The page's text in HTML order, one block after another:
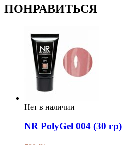
ПОНРАВИТЬСЯ
Нет в наличии
NR PolyGel 004 (30 гр)